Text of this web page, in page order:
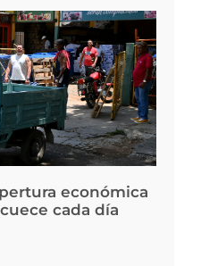
económica
cada día